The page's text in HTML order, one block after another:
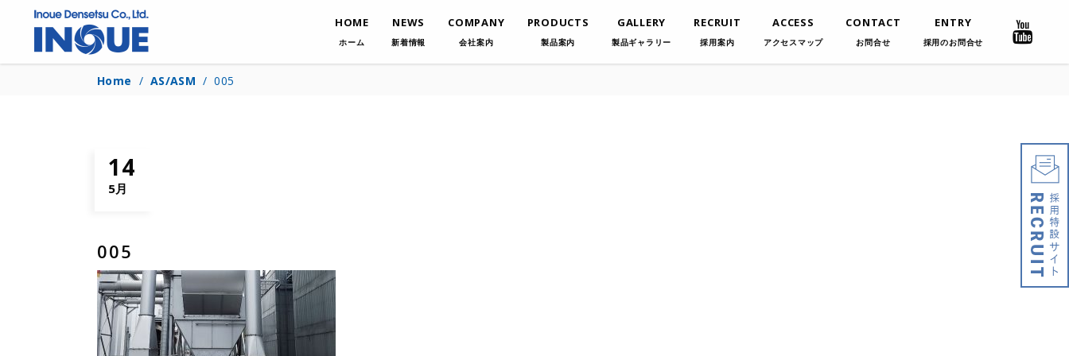
HOME
ホーム
NEWS
新着情報
COMPANY
会社案内
PRODUCTS
製品案内
GALLERY
製品ギャラリー
RECRUIT
採用案内
ACCESS
アクセスマップ
CONTACT
お問合せ
ENTRY
採用のお問合せ
Home / AS/ASM /005
14
5月
005